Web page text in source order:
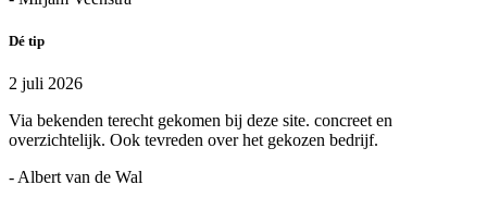
Dé tip
2 juli 2026
Via bekenden terecht gekomen bij deze site. concreet en
overzichtelijk. Ook tevreden over het gekozen bedrijf.
- Albert van de Wal